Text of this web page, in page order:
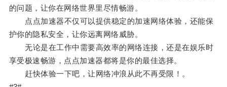
的问题，让你在网络世界里尽情畅游。
点点加速器不仅可以提供稳定的加速网络体验，还能保
护你的隐私安全，让你远离网络威胁。
无论是在工作中需要高效率的网络连接，还是在娱乐时
享受极速畅游，点点加速器都将是你的最佳选择。
赶快体验一下吧，让网络冲浪从此不再受限！。